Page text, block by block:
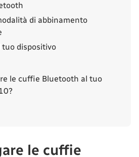
di abbinamento
dispositivo
le cuffie Bluetooth al tuo
le cuffie